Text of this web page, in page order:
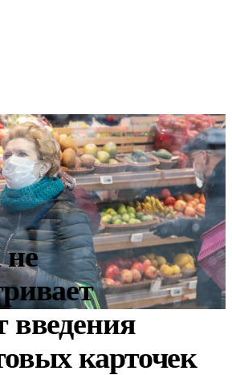
введения
карточек